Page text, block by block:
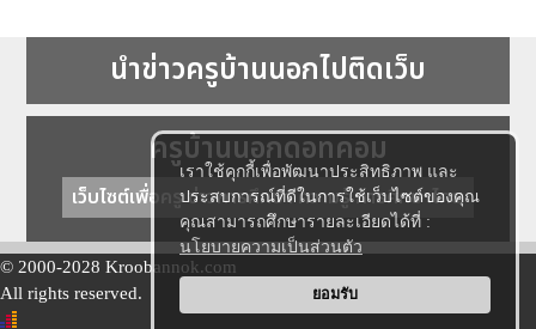
เราใช้คุกกี้เพื่อพัฒนาประสิทธิภาพ และ
ประสบการณ์ที่ดีในการใช้เว็บไซต์ของคุณ
คุณสามารถศึกษารายละเอียดได้ที่ :
นโยบายความเป็นส่วนตัว
ยอมรับ
นำข่าวครูบ้านนอกไปติดเว็บ
ครูบ้านนอกดอทคอม
เว็บไซต์เพื่อครู ข่าวการศึกษา ความรู้ การศึกษาไทย
© 2000-2028 Kroobannok.com
All rights reserved.